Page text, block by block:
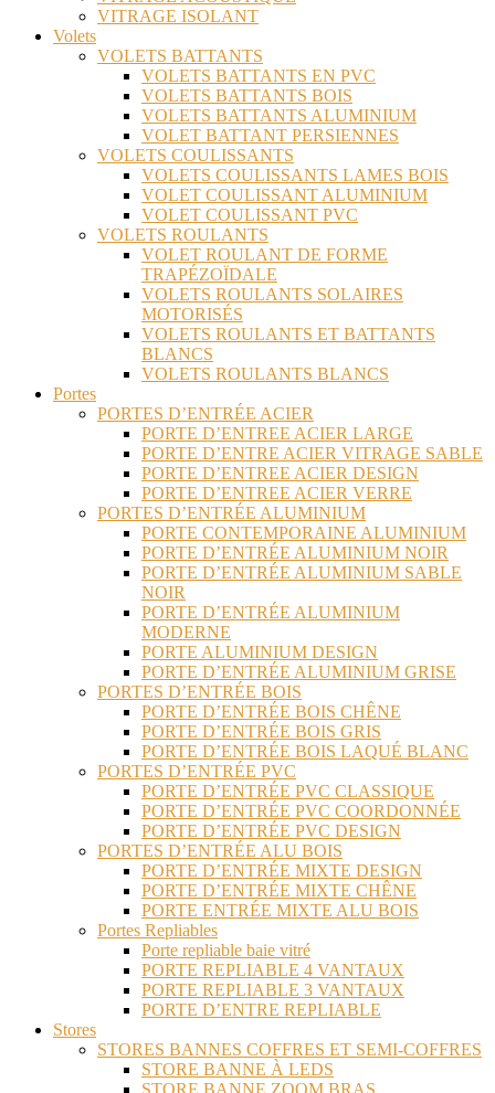
VITRAGE ISOLANT
Volets
VOLETS BATTANTS
VOLETS BATTANTS EN PVC
VOLETS BATTANTS BOIS
VOLETS BATTANTS ALUMINIUM
VOLET BATTANT PERSIENNES
VOLETS COULISSANTS
VOLETS COULISSANTS LAMES BOIS
VOLET COULISSANT ALUMINIUM
VOLET COULISSANT PVC
VOLETS ROULANTS
VOLET ROULANT DE FORME
TRAPÉZOÏDALE
VOLETS ROULANTS SOLAIRES
MOTORISÉS
VOLETS ROULANTS ET BATTANTS
BLANCS
VOLETS ROULANTS BLANCS
Portes
PORTES D’ENTRÉE ACIER
PORTE D’ENTREE ACIER LARGE
PORTE D’ENTRE ACIER VITRAGE SABLE
PORTE D’ENTREE ACIER DESIGN
PORTE D’ENTREE ACIER VERRE
PORTES D’ENTRÉE ALUMINIUM
PORTE CONTEMPORAINE ALUMINIUM
PORTE D’ENTRÉE ALUMINIUM NOIR
PORTE D’ENTRÉE ALUMINIUM SABLE
NOIR
PORTE D’ENTRÉE ALUMINIUM
MODERNE
PORTE ALUMINIUM DESIGN
PORTE D’ENTRÉE ALUMINIUM GRISE
PORTES D’ENTRÉE BOIS
PORTE D’ENTRÉE BOIS CHÊNE
PORTE D’ENTRÉE BOIS GRIS
PORTE D’ENTRÉE BOIS LAQUÉ BLANC
PORTES D’ENTRÉE PVC
PORTE D’ENTRÉE PVC CLASSIQUE
PORTE D’ENTRÉE PVC COORDONNÉE
PORTE D’ENTRÉE PVC DESIGN
PORTES D’ENTRÉE ALU BOIS
PORTE D’ENTRÉE MIXTE DESIGN
PORTE D’ENTRÉE MIXTE CHÊNE
PORTE ENTRÉE MIXTE ALU BOIS
Portes Repliables
Porte repliable baie vitré
PORTE REPLIABLE 4 VANTAUX
PORTE REPLIABLE 3 VANTAUX
PORTE D’ENTRE REPLIABLE
Stores
STORES BANNES COFFRES ET SEMI-COFFRES
STORE BANNE À LEDS